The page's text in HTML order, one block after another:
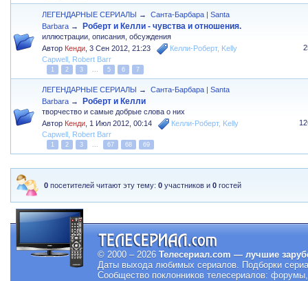
ЛЕГЕНДАРНЫЕ СЕРИАЛЫ →
Санта-Барбара | Santa
Barbara → Роберт и Келли - чувства и отношения.
иллюстрации, описания, обсуждения
Автор Кенди ,3 Сен 2012, 21:23 Келли-Роберт, Kelly
Capwell Robert Barr
1 2 3 ... 5 6 7
ЛЕГЕНДАРНЫЕ СЕРИАЛЫ →
Санта-Барбара | Santa
Barbara → Роберт и Келли
творчество и самые добрые слова о них
Автор Кенди 1 Июл 2012, 00:14 Келли-Роберт, Kelly
Capwell Robert Barr
1 2 3 ... 67 68 69
0 посетителей читают эту тему:0 участников и0 гостей
© 2000 – 2026 Телесериал.com — лучшие
Даты выхода любимых сериалов. Подборки
Сообщество поклонников телесериалов: